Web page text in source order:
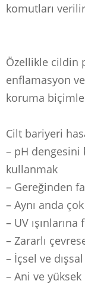
komutları
Özellikle cildin
enflamasyon
koruma
Cilt bariyeri
– pH
kullanmak
– Gereğinden
– Aynı anda
– UV
– Zararlı
– İçsel ve
– Ani ve yüksek